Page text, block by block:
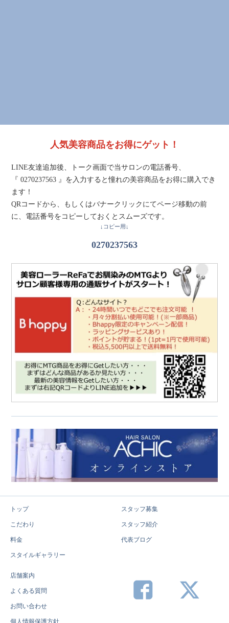
人気美容商品をお得にゲット！
LINE友達追加後、トーク画面で当サロンの電話番号、
『 0270237563 』を入力すると憧れの美容商品をお得に購入でき
ます！
QRコードから、もしくはバナークリックにてページ移動の前
に、電話番号をコピーしておくとスムーズです。
↓コピー用↓
0270237563
トップ
こだわり
料金
スタイルギャラリー
スタッフ募集
スタッフ紹介
代表ブログ
店舗案内
よくある質問
お問い合わせ
個人情報保護方針